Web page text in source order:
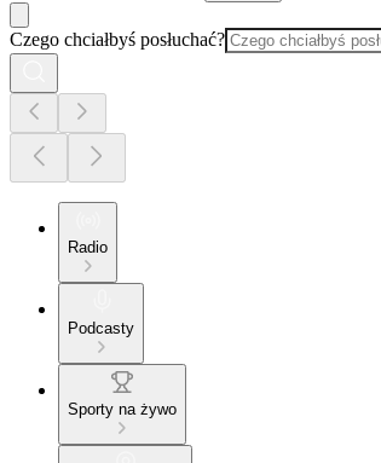
Czego chciałbyś posłuchać?
Radio
Podcasty
Sporty na żywo